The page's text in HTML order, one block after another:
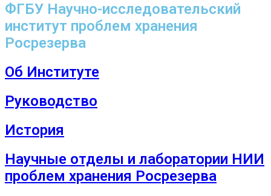
ФГБУ Научно-исследовательский
институт проблем хранения
Росрезерва
Об Институте
Руководство
История
Научные отделы и лаборатории НИИ
проблем хранения Росрезерва